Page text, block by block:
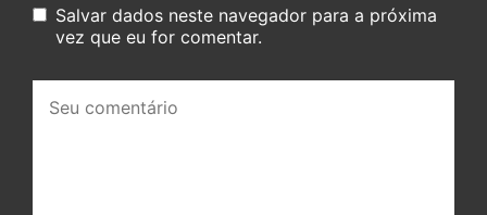
Salvar dados neste navegador para a próxima
vez que eu for comentar.
comentário: